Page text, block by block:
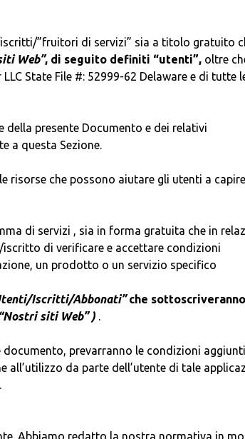
”fruitori di servizi” sia a titolo gratuito
Web”, di seguito definiti “utenti”, oltre
State File #: 52999-62 Delaware e di tutte
della presente Documento e dei relativi
a questa Sezione.
risorse che possono aiutare gli utenti a
di servizi , sia in forma gratuita che in
di verificare e accettare condizioni
un prodotto o un servizio specifico
Iscritti/Abbonati”che
“Nostri siti Web” ) .
prevarranno le condizioni
da parte dell’utente di tale
Abbiamo redatto la nostra normativa in